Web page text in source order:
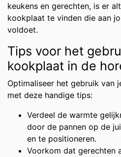
keukens en gerechten, is er
kookplaat te vinden die aan
voldoet.
Tips voor het
kookplaat in de
Optimaliseer het gebruik van
met deze handige tips:
Verdeel de warmte
door de pannen op de
en te positioneren.
Voorkom dat gerechten